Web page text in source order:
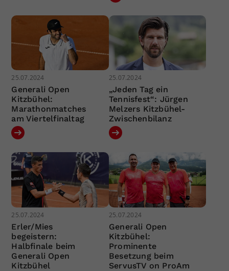
25.07.2024
Generali Open
Kitzbühel:
Marathonmatches
am Viertelfinaltag
25.07.2024
„Jeden Tag ein
Tennisfest“: Jürgen
Melzers Kitzbühel-
Zwischenbilanz
25.07.2024
Erler/Mies
begeistern:
Halbfinale beim
Generali Open
Kitzbühel
25.07.2024
Generali Open
Kitzbühel:
Prominente
Besetzung beim
ServusTV on ProAm